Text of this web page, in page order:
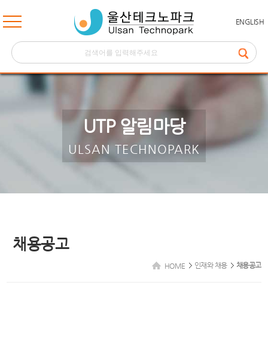
ENGLISH
UTP 알림마당
ULSAN TECHNOPARK
채용공고
HOME 인재와 채용 채용공고